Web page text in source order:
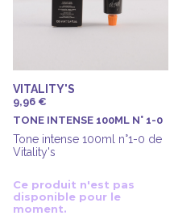
VITALITY'S
9,96 €
TONE INTENSE 100ML N° 1-0
Tone intense 100ml n°1-0 de
Vitality's
Ce produit n'est pas
disponible pour le
moment.